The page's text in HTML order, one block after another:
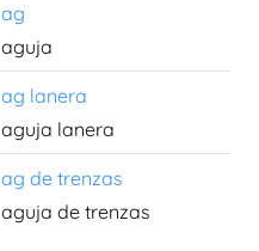
ag
aguja
ag lanera
aguja lanera
ag de trenzas
aguja de trenzas